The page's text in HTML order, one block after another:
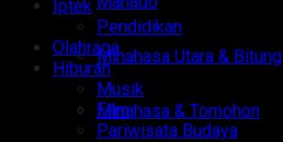
Minahasa Utara & Bitung
Minahasa & Tomohon
Iptek
Pendidikan
Olahraga
Hiburan
Musik
Film
Pariwisata Budaya